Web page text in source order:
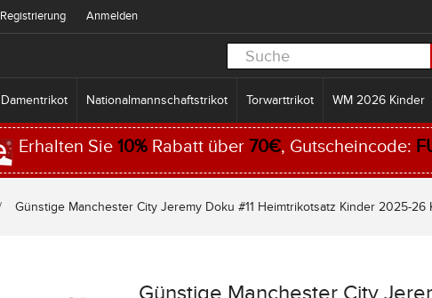
Registrierung Anmelden
Damentrikot Nationalmannschaftstrikot Torwarttrikot WM 2026 Kinder
Erhalten Sie 10%Rabatt über 70€, Gutscheincode:
Günstige Manchester City Jeremy Doku #11 Heimtrikotsatz Kinder 2025-26